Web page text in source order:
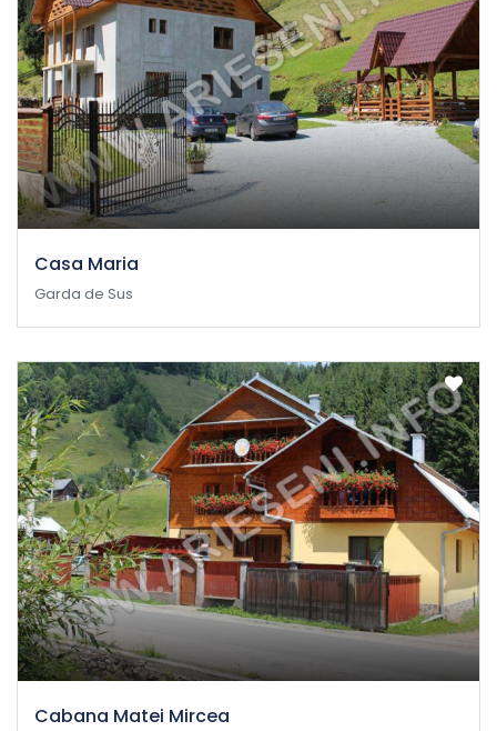
Casa Maria
Garda de Sus
Cabana Matei Mircea